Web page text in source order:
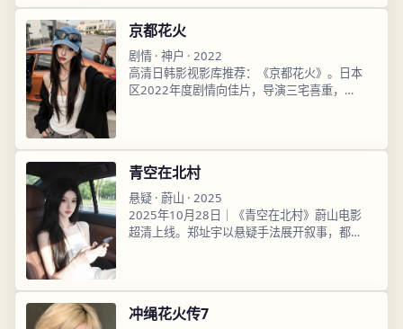
京都花火
剧情 · 神户 · 2022
高清日韩影视影库推荐：《京都花火》。日本
区2022年度剧情向佳片，导演三宅喜重，今
青空在北村
悬疑 · 蔚山 · 2025
2025年10月28日｜《青空在北村》蔚山电影
超清上线。郑址宇以悬疑手法展开叙事，都暻
冲绳花火传7